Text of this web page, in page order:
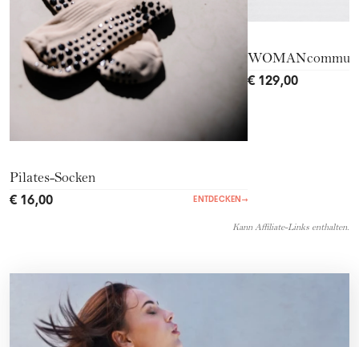
Pilates-Socken
€ 16,00 ENTDECKEN→
€ 129,00
Kann Affiliate-Links enthalten.